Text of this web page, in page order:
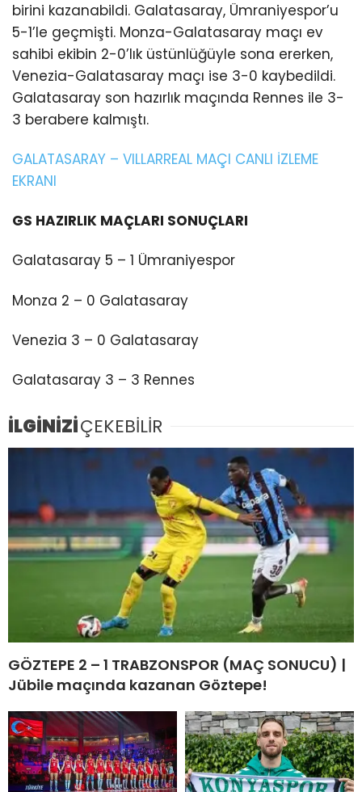
birini kazanabildi. Galatasaray, Ümraniyespor’u
5-1’le geçmişti. Monza-Galatasaray maçı ev
sahibi ekibin 2-0’lık üstünlüğüyle sona ererken,
Venezia-Galatasaray maçı ise 3-0 kaybedildi.
Galatasaray son hazırlık maçında Rennes ile 3-
3 berabere kalmıştı.
GALATASARAY – VILLARREAL MAÇI CANLI İZLEME
EKRANI
GS HAZIRLIK MAÇLARI SONUÇLARI
Galatasaray 5 – 1 Ümraniyespor
Monza 2 – 0 Galatasaray
Venezia 3 – 0 Galatasaray
Galatasaray 3 – 3 Rennes
İLGİNİZİÇEKEBİLİR
GÖZTEPE 2 – 1 TRABZONSPOR (MAÇ SONUCU) |
Jübile maçında kazanan Göztepe!